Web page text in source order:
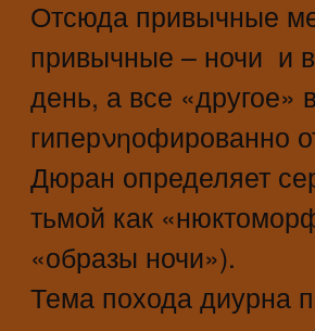
Отсюда привычные
привычные – ночи и
день, а все «другое»
гиперνηофированно
Дюран определяет
тьмой как
«образы ночи»).
Тема похода диурна